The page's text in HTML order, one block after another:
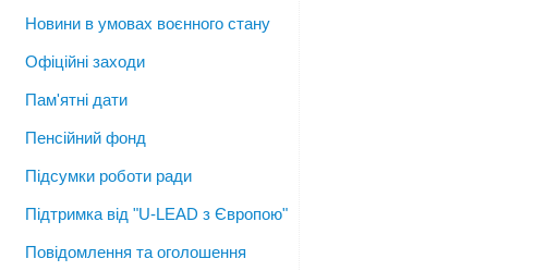
Новини в умовах воєнного стану
Офіційні заходи
Пам'ятні дати
Пенсійний фонд
Підсумки роботи ради
Підтримка від "U-LEAD з Європою"
Повідомлення та оголошення